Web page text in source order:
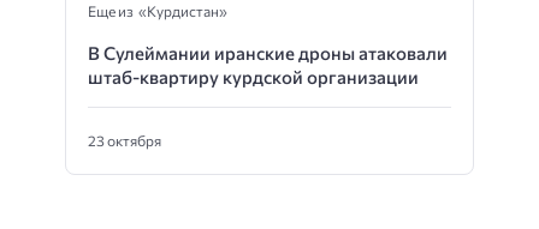
Еще из «Курдистан»
В Сулеймании иранские дроны атаковали
штаб-квартиру курдской организации
23 октября